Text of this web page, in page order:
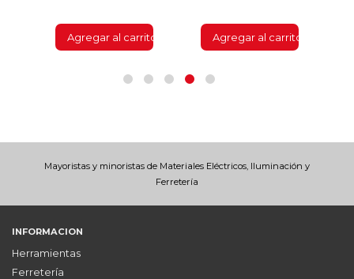
Agregar al carrito Agregar al carrito
Mayoristas y minoristas de Materiales Eléctricos, Iluminación y
Ferretería
INFORMACION
Herramientas
Ferretería